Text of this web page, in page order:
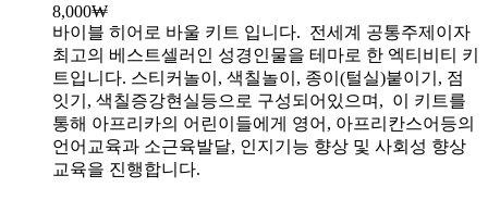
8,000₩
바이블 히어로 바울 키트 입니다. 전세계 공통주제이자
최고의 베스트셀러인 성경인물을 테마로 한 엑티비티 키
트입니다. 스티커놀이, 색칠놀이, 종이(털실)붙이기, 점
잇기, 색칠증강현실등으로 구성되어있으며, 이 키트를
통해 아프리카의 어린이들에게 영어, 아프리칸스어등의
언어교육과 소근육발달, 인지기능 향상 및 사회성 향상
교육을 진행합니다.